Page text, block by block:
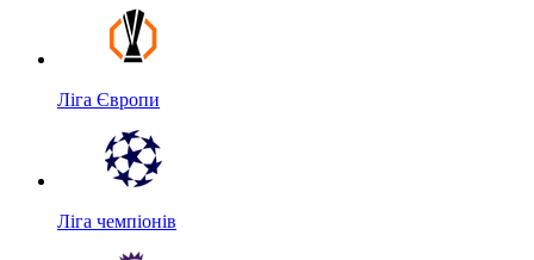
Ліга Європи
Ліга чемпіонів